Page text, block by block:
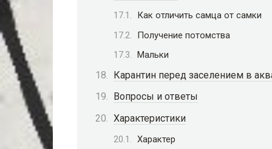
Как отличить самца от самки
Получение потомства
Мальки
Карантин перед заселением в
Вопросы и ответы
Характеристики
Характер